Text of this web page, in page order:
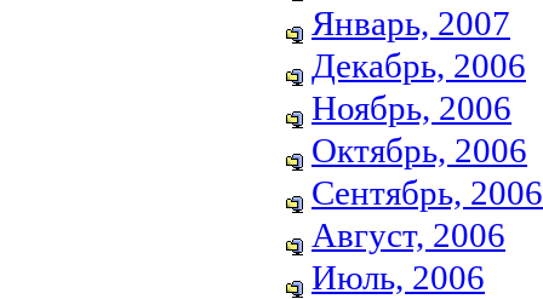
Январь, 2007
Декабрь, 2006
Ноябрь, 2006
Октябрь, 2006
Сентябрь, 2006
Август, 2006
Июль, 2006